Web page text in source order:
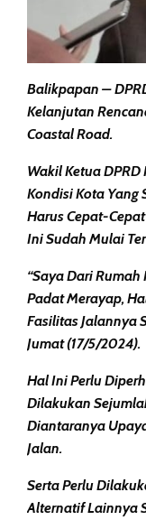
Balikpapan –
Kelanjutan
Coastal Road.
Wakil Ketua
Kondisi Kota Yang
Harus Cepat-
Ini Sudah Mulai
“Saya Dari
Padat Merayap,
Fasilitas Jalannya
Jumat (17/5/2024).
Hal Ini Perlu
Dilakukan
Diantaranya
Jalan.
Serta Perlu
Alternatif Lainnya